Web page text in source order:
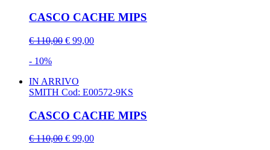
CASCO CACHE MIPS
€ 110,00 € 99,00
- 10%
IN ARRIVO
SMITH Cod: E00572-9KS
CASCO CACHE MIPS
€ 110,00 € 99,00